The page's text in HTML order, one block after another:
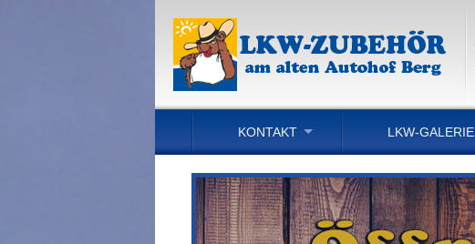
KONTAKT LKW-GALERIE